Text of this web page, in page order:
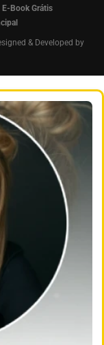
E-Book Grátis
& Developed by